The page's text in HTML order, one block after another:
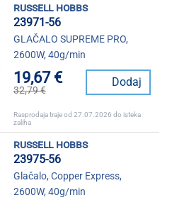
russell hobbs
23971-56
GLAČALO SUPREME PRO,
2600W, 40g/min
19,67 €
32,79 €
Dodaj
Rasprodaja traje od 27.07.2026 do isteka
zaliha
russell hobbs
23975-56
Glačalo, Copper Express,
2600W, 40g/min